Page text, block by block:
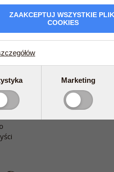
ZAAKCEPTUJ WSZYSTKIE
COOKIES
Marketing